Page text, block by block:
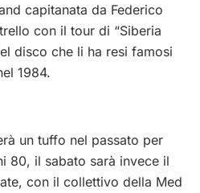
capitanata da Federico
con il tour di “Siberia
disco che li ha resi famosi
1984.
un tuffo nel passato per
80, il sabato sarà invece il
con il collettivo della Med